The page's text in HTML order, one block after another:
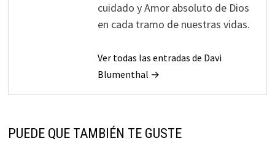
cuidado y Amor absoluto de Dios
en cada tramo de nuestras vidas.
Ver todas las entradas de Davi
Blumenthal →
PUEDE QUE TAMBIÉN TE GUSTE